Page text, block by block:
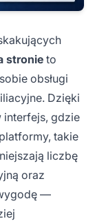
stronie to
obsługi
Dzięki
gdzie
takie
liczbę
oraz
—